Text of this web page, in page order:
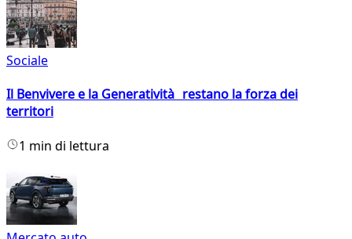
Sociale
Il Benvivere e la Generatività restano la forza dei
territori
1 min di lettura